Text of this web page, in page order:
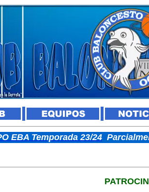
EBA Temporada 23/24